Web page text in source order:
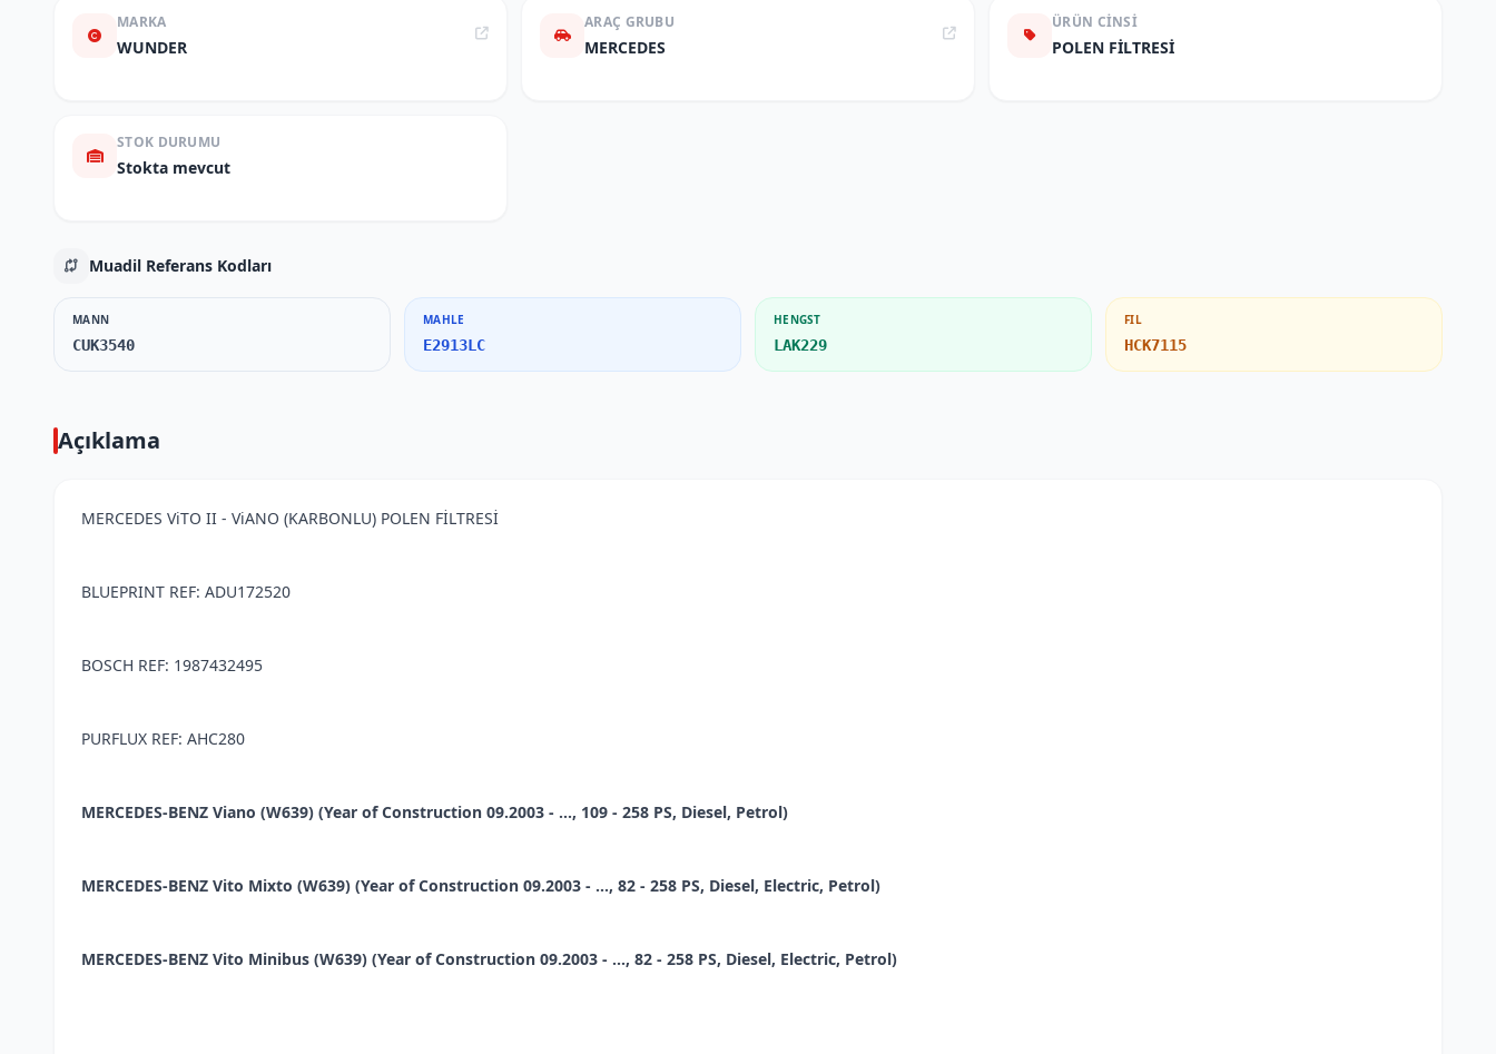
MARKA
WUNDER
ARAÇ GRUBU
MERCEDES
ÜRÜN CINSI
POLEN FİLTRESİ
STOK DURUMU
Stokta mevcut
Muadil Referans Kodları
MANN
CUK3540
MAHLE
E2913LC
HENGST
LAK229
FIL
HCK7115
Açıklama
MERCEDES ViTO II - ViANO (KARBONLU) POLEN FİLTRESİ
BLUEPRINT REF: ADU172520
BOSCH REF: 1987432495
PURFLUX REF: AHC280
MERCEDES-BENZ Viano (W639) (Year of Construction 09.2003 - ..., 109 - 258 PS, Diesel, Petrol)
MERCEDES-BENZ Vito Mixto (W639) (Year of Construction 09.2003 - ..., 82 - 258 PS, Diesel, Electric, Petrol)
MERCEDES-BENZ Vito Minibus (W639) (Year of Construction 09.2003 - ..., 82 - 258 PS, Diesel, Electric, Petrol)